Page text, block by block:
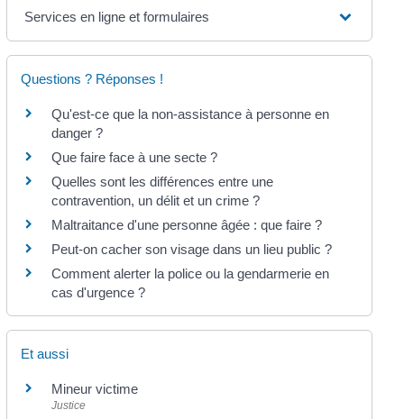
Services en ligne et formulaires
Questions ? Réponses !
Qu'est-ce que la non-assistance à personne en
danger ?
Que faire face à une secte ?
Quelles sont les différences entre une
contravention, un délit et un crime ?
Maltraitance d'une personne âgée : que faire ?
Peut-on cacher son visage dans un lieu public ?
Comment alerter la police ou la gendarmerie en
cas d'urgence ?
Et aussi
Mineur victime
Justice